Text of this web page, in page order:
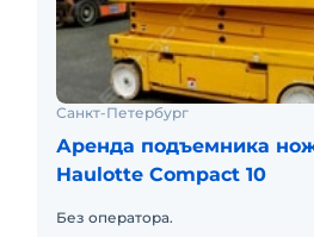
Санкт-Петербург
Аренда подъемника
Haulotte Compact 10
Без оператора.